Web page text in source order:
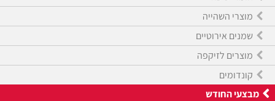
מוצרי השהייה
שמנים אירוטיים
מוצרים לזיקפה
קונדומים
מבצעי החודש